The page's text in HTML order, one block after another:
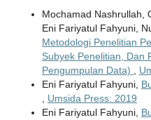
Mochamad Nashrullah,
Eni Fariyatul Fahyuni,
Metodologi Penelitian
Subyek Penelitian, Dan
Pengumpulan Data)
Eni Fariyatul Fahyuni,
Umsida Press: 2019
Eni Fariyatul Fahyuni,